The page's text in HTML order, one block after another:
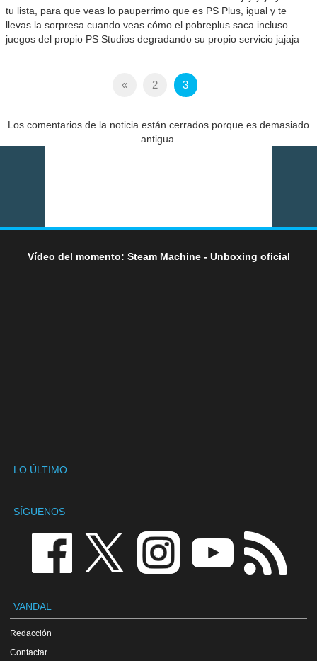
tu lista, para que veas lo pauperrimo que es PS Plus, igual y te
llevas la sorpresa cuando veas cómo el pobreplus saca incluso
juegos del propio PS Studios degradando su propio servicio jajaja
« 2 3
Los comentarios de la noticia están cerrados porque es demasiado
antigua.
Vídeo del momento: Steam Machine - Unboxing oficial
LO ÚLTIMO
SÍGUENOS
VANDAL
Redacción
Contactar